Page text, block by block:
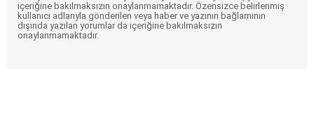
içeriğine bakılmaksızın onaylanmamaktadır. Özensizce belirlenmiş
kullanıcı adlarıyla gönderilen veya haber ve yazının bağlamının
dışında yazılan yorumlar da içeriğine bakılmaksızın
onaylanmamaktadır.